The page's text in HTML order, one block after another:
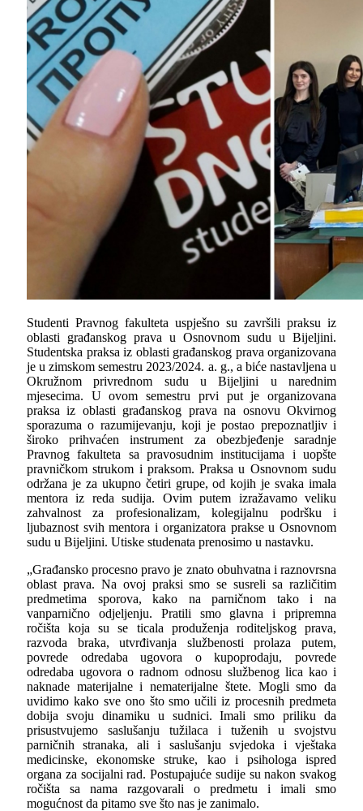
Studenti Pravnog fakulteta uspješno su završili praksu iz
oblasti građanskog prava u Osnovnom sudu u Bijeljini.
Studentska praksa iz oblasti građanskog prava organizovana
je u zimskom semestru 2023/2024. a. g., a biće nastavljena u
Okružnom privrednom sudu u Bijeljini u narednim
mjesecima. U ovom semestru prvi put je organizovana
praksa iz oblasti građanskog prava na osnovu Okvirnog
sporazuma o razumijevanju, koji je postao prepoznatljiv i
široko prihvaćen instrument za obezbjeđenje saradnje
Pravnog fakulteta sa pravosudnim institucijama i uopšte
pravničkom strukom i praksom. Praksa u Osnovnom sudu
održana je za ukupno četiri grupe, od kojih je svaka imala
mentora iz reda sudija. Ovim putem izražavamo veliku
zahvalnost za profesionalizam, kolegijalnu podršku i
ljubaznost svih mentora i organizatora prakse u Osnovnom
sudu u Bijeljini. Utiske studenata prenosimo u nastavku.
„Građansko procesno pravo je znato obuhvatna i raznovrsna
oblast prava. Na ovoj praksi smo se susreli sa različitim
predmetima sporova, kako na parničnom tako i na
vanparnično odjeljenju. Pratili smo glavna i pripremna
ročišta koja su se ticala produženja roditeljskog prava,
razvoda braka, utvrđivanja službenosti prolaza putem,
povrede odredaba ugovora o kupoprodaju, povrede
odredaba ugovora o radnom odnosu službenog lica kao i
naknade materijalne i nematerijalne štete. Mogli smo da
uvidimo kako sve ono što smo učili iz procesnih predmeta
dobija svoju dinamiku u sudnici. Imali smo priliku da
prisustvujemo saslušanju tužilaca i tuženih u svojstvu
parničnih stranaka, ali i saslušanju svjedoka i vještaka
medicinske, ekonomske struke, kao i psihologa ispred
organa za socijalni rad. Postupajuće sudije su nakon svakog
ročišta sa nama razgovarali o predmetu i imali smo
mogućnost da pitamo sve što nas je zanimalo.